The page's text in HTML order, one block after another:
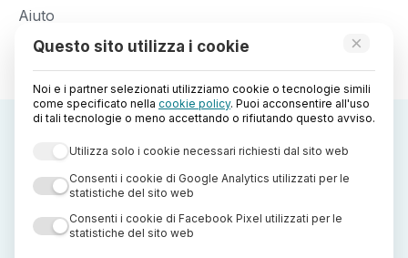
Aiuto
Legal Policy
Copyright 2026
Il presente sito web è di proprietà di StreetLib S.r.l. C.F. e
×
Questo sito utilizza i cookie
Noi e i partner selezionati utilizziamo cookie o tecnologie simili
come specificato nella cookie policy. Puoi acconsentire all'uso
di tali tecnologie o meno accettando o rifiutando questo avviso.
Utilizza solo i cookie necessari richiesti dal sito web
Consenti i cookie di Google Analytics utilizzati per le
statistiche del sito web
Consenti i cookie di Facebook Pixel utilizzati per le
statistiche del sito web